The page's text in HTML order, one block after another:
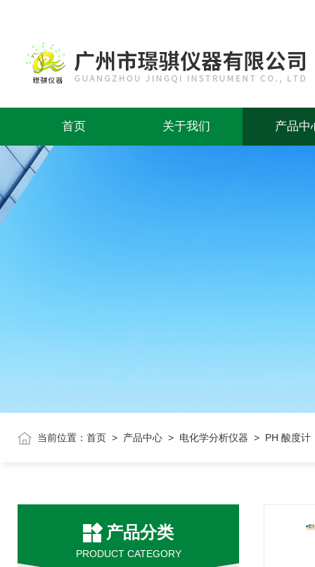
首页 关于我们 产品中
当前位置： 首页 > 产品中心 > 电化学分析仪器 > PH 酸度计
产品分类
PRODUCT CATEGORY